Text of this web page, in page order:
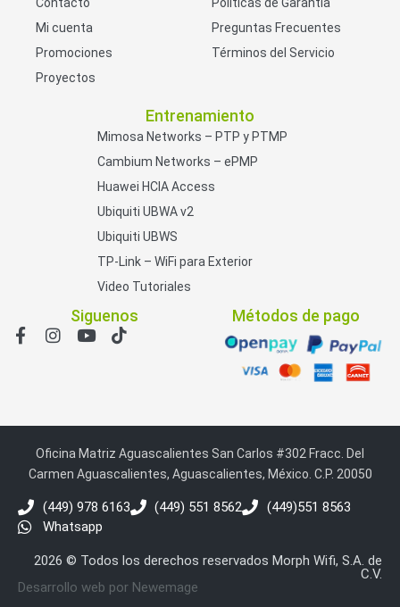
Mi cuenta
Promociones
Proyectos
Preguntas Frecuentes
Términos del Servicio
Entrenamiento
Mimosa Networks – PTP y PTMP
Cambium Networks – ePMP
Huawei HCIA Access
Ubiquiti UBWA v2
Ubiquiti UBWS
TP-Link – WiFi para Exterior
Video Tutoriales
Siguenos Métodos de pago
Oficina Matriz Aguascalientes San Carlos #302 Fracc. Del
Carmen Aguascalientes, Aguascalientes, México. C.P. 20050
(449) 978 6163 (449) 551 8562
(449)551 8563
Whatsapp
2026 © Todos los derechos reservados Morph Wifi, S.A. de
C.V.
Desarrollo web por Newemage